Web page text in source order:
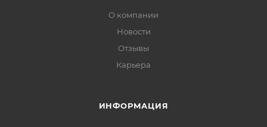
О компании
Новости
Отзывы
Карьера
ИНФОРМАЦИЯ